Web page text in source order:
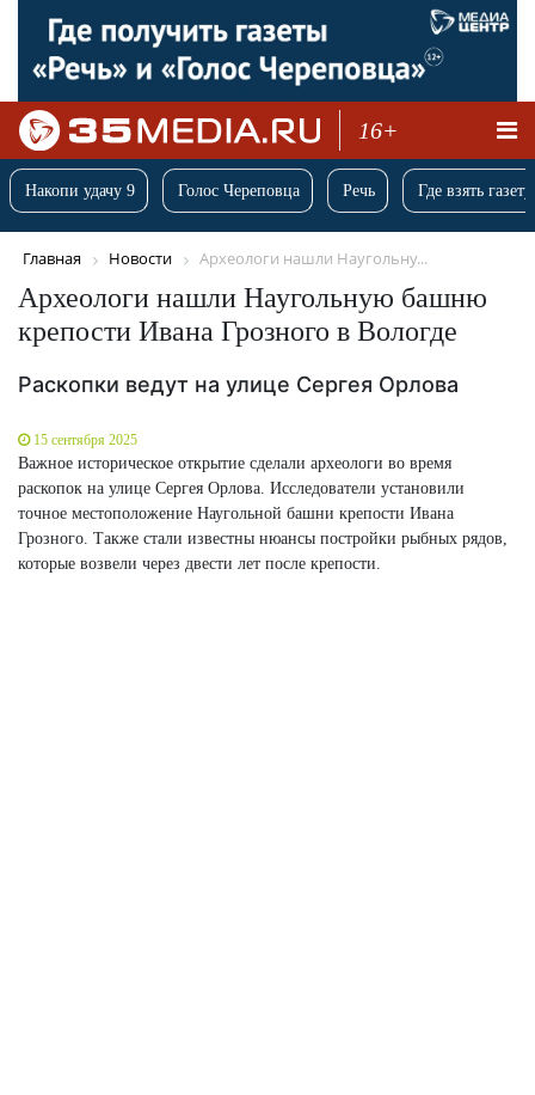
16+
Накопи удачу 9 Голос Череповца Речь Где взять
Главная Новости Археологи нашли Наугольну...
Археологи нашли Наугольную башню
крепости Ивана Грозного в Вологде
Раскопки ведут на улице Сергея Орлова
15 сентября 2025
Важное историческое открытие сделали археологи во время
раскопок на улице Сергея Орлова. Исследователи установили
точное местоположение Наугольной башни крепости Ивана
Грозного. Также стали известны нюансы постройки рыбных рядов,
которые возвели через двести лет после крепости.